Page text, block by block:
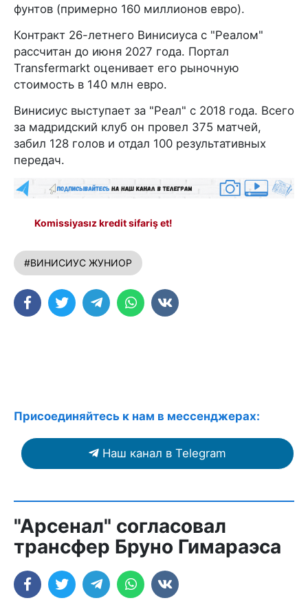
фунтов (примерно 160 миллионов евро).
Контракт 26-летнего Винисиуса с "Реалом"
рассчитан до июня 2027 года. Портал
Transfermarkt оценивает его рыночную
стоимость в 140 млн евро.
Винисиус выступает за "Реал" с 2018 года. Всего
за мадридский клуб он провел 375 матчей,
забил 128 голов и отдал 100 результативных
передач.
Komissiyasız kredit sifariş et!
#ВИНИСИУС ЖУНИОР
Присоединяйтесь к нам в мессенджерах:
Наш канал в Telegram
"Арсенал" согласовал
трансфер Бруно Гимараэса